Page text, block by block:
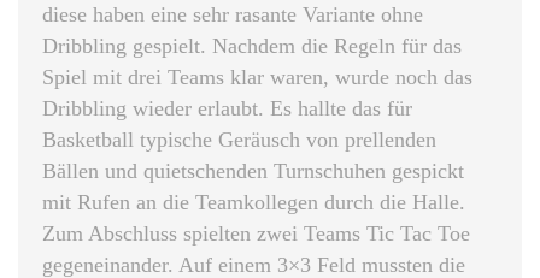
diese haben eine sehr rasante Variante ohne
Dribbling gespielt. Nachdem die Regeln für das
Spiel mit drei Teams klar waren, wurde noch das
Dribbling wieder erlaubt. Es hallte das für
Basketball typische Geräusch von prellenden
Bällen und quietschenden Turnschuhen gespickt
mit Rufen an die Teamkollegen durch die Halle.
Zum Abschluss spielten zwei Teams Tic Tac Toe
gegeneinander. Auf einem 3×3 Feld mussten die